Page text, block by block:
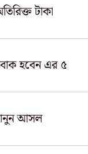
টাকা
হবেন এর ৫
আসল